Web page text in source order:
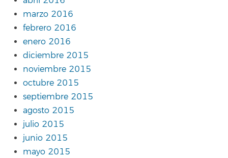
marzo 2016
febrero 2016
enero 2016
diciembre 2015
noviembre 2015
octubre 2015
septiembre 2015
agosto 2015
julio 2015
junio 2015
mayo 2015